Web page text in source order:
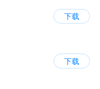
下载
下载